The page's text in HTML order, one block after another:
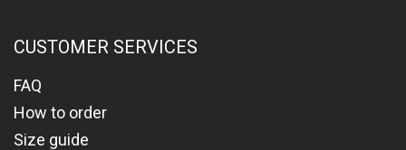
CUSTOMER SERVICES
FAQ
How to order
Size guide